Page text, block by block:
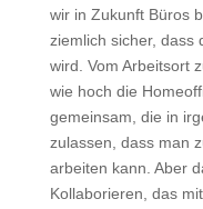
wir in Zukunft Büros
ziemlich sicher, dass
wird. Vom Arbeitsort
wie hoch die
gemeinsam, die in
zulassen, dass man
arbeiten kann. Aber
Kollaborieren, das